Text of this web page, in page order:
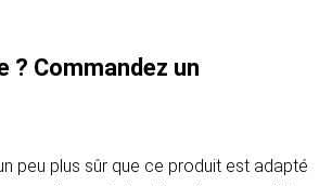
? Commandez un
peu plus sûr que ce produit est adapté